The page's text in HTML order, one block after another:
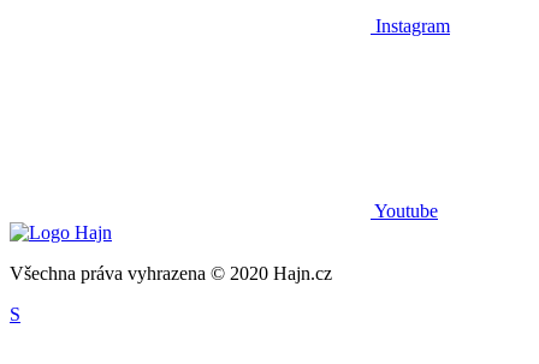
Instagram
Youtube
Všechna práva vyhrazena © 2020 Hajn.cz
S